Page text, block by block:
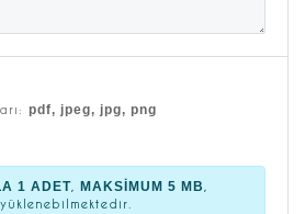
pdf, jpeg, jpg, png
1 ADET, MAKSİMUM 5 MB ,